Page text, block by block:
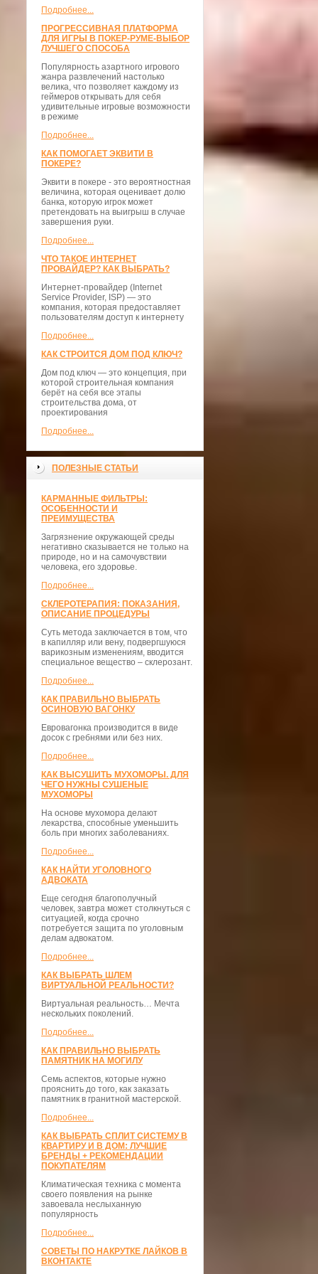
Подробнее...
ПРОГРЕССИВНАЯ ПЛАТФОРМА
ДЛЯ ИГРЫ В ПОКЕР-РУМЕ-ВЫБОР
ЛУЧШЕГО СПОСОБА
Популярность азартного игрового
жанра развлечений настолько
велика, что позволяет каждому из
геймеров открывать для себя
удивительные игровые возможности
в режиме
Подробнее...
КАК ПОМОГАЕТ ЭКВИТИ В
ПОКЕРЕ?
Эквити в покере - это вероятностная
величина, которая оценивает долю
банка, которую игрок может
претендовать на выигрыш в случае
завершения руки.
Подробнее...
ЧТО ТАКОЕ ИНТЕРНЕТ
ПРОВАЙДЕР? КАК ВЫБРАТЬ?
Интернет-провайдер (Internet
Service Provider, ISP) — это
компания, которая предоставляет
пользователям доступ к интернету
Подробнее...
КАК СТРОИТСЯ ДОМ ПОД КЛЮЧ?
Дом под ключ — это концепция, при
которой строительная компания
берёт на себя все этапы
строительства дома, от
проектирования
Подробнее...
ПОЛЕЗНЫЕ СТАТЬИ
КАРМАННЫЕ ФИЛЬТРЫ:
ОСОБЕННОСТИ И
ПРЕИМУЩЕСТВА
Загрязнение окружающей среды
негативно сказывается не только на
природе, но и на самочувствии
человека, его здоровье.
Подробнее...
СКЛЕРОТЕРАПИЯ: ПОКАЗАНИЯ,
ОПИСАНИЕ ПРОЦЕДУРЫ
Суть метода заключается в том, что
в капилляр или вену, подвергшуюся
варикозным изменениям, вводится
специальное вещество – склерозант.
Подробнее...
КАК ПРАВИЛЬНО ВЫБРАТЬ
ОСИНОВУЮ ВАГОНКУ
Евровагонка производится в виде
досок с гребнями или без них.
Подробнее...
КАК ВЫСУШИТЬ МУХОМОРЫ. ДЛЯ
ЧЕГО НУЖНЫ СУШЕНЫЕ
МУХОМОРЫ
На основе мухомора делают
лекарства, способные уменьшить
боль при многих заболеваниях.
Подробнее...
КАК НАЙТИ УГОЛОВНОГО
АДВОКАТА
Еще сегодня благополучный
человек, завтра может столкнуться с
ситуацией, когда срочно
потребуется защита по уголовным
делам адвокатом.
Подробнее...
КАК ВЫБРАТЬ ШЛЕМ
ВИРТУАЛЬНОЙ РЕАЛЬНОСТИ?
Виртуальная реальность… Мечта
нескольких поколений.
Подробнее...
КАК ПРАВИЛЬНО ВЫБРАТЬ
ПАМЯТНИК НА МОГИЛУ
Семь аспектов, которые нужно
прояснить до того, как заказать
памятник в гранитной мастерской.
Подробнее...
КАК ВЫБРАТЬ СПЛИТ СИСТЕМУ В
КВАРТИРУ И В ДОМ: ЛУЧШИЕ
БРЕНДЫ + РЕКОМЕНДАЦИИ
ПОКУПАТЕЛЯМ
Климатическая техника с момента
своего появления на рынке
завоевала неслыханную
популярность
Подробнее...
СОВЕТЫ ПО НАКРУТКЕ ЛАЙКОВ В
ВКОНТАКТЕ